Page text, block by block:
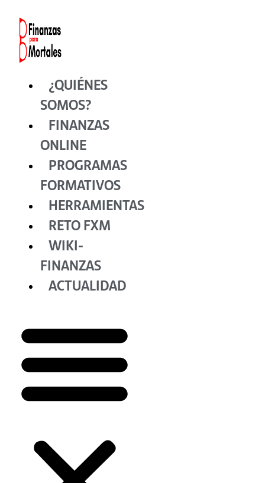
contenido
¿QUIÉNES
SOMOS?
FINANZAS
ONLINE
PROGRAMAS
FORMATIVOS
HERRAMIENTAS
RETO FXM
WIKI-
FINANZAS
ACTUALIDAD